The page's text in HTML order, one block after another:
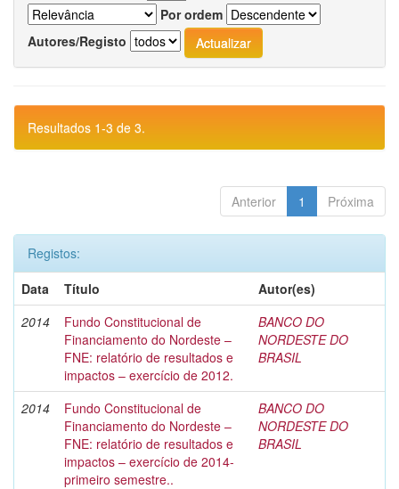
Por ordem
Autores/Registo
Resultados 1-3 de 3.
Anterior 1 Próxima
Registos:
Data
Título
Autor(es)
2014
Fundo Constitucional de
Financiamento do Nordeste –
FNE: relatório de resultados e
impactos – exercício de 2012.
BANCO DO
NORDESTE DO
BRASIL
2014
Fundo Constitucional de
Financiamento do Nordeste –
FNE: relatório de resultados e
impactos – exercício de 2014-
primeiro semestre..
BANCO DO
NORDESTE DO
BRASIL